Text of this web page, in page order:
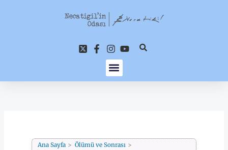
Ana Sayfa
Ölümü ve Sonrası